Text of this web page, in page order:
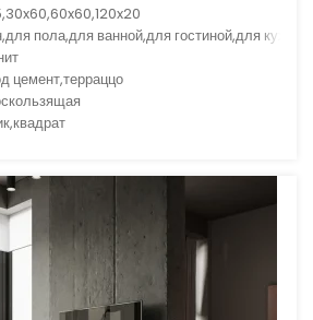
пола,для ванной,для гостиной,для кухни
цемент,терраццо